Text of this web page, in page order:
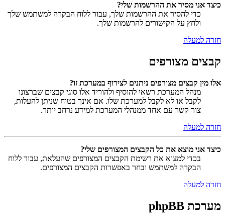
כיצד אני מסיר את ההרשמות שלי?
כדי להסיר את ההרשמות שלך, עבור ללוח הבקרה למשתמש שלך
ולחץ על הקישורים להרשמות שלך.
חזרה למעלה
קבצים מצורפים
אלו מין קבצים מצורפים ניתנים לצירוף במערכת זו?
מנהל המערכת רשאי להוסיף ולהוריד אלו סוגי קבצים שברצונו
לקבל או לא לקבל למערכת שלו. אם אינך בטוח שניתן להעלות,
צור קשר עם אחד ממנהלי המערכת למידע נרחב יותר.
חזרה למעלה
כיצד אני מוצא את כל הקבצים המצורפים שלי?
בכדי למצוא את רשימת הקבצים המצורפים שהעלאת, עבור ללוח
הבקרה למשתמש ובחר באפשרות הקבצים המצורפים.
חזרה למעלה
מערכת phpBB